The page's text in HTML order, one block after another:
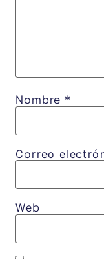
Nombre *
Correo
Web